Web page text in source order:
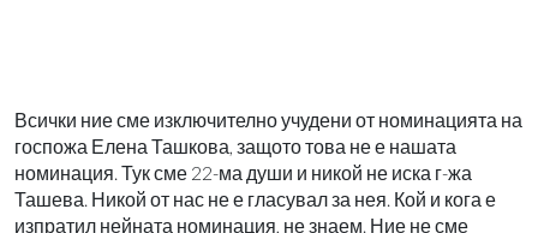
Всички ние сме изключително учудени от номинацията на
госпожа Елена Ташкова, защото това не е нашата
номинация. Тук сме 22-ма души и никой не иска г-жа
Ташева. Никой от нас не е гласувал за нея. Кой и кога е
изпратил нейната номинация, не знаем. Ние не сме